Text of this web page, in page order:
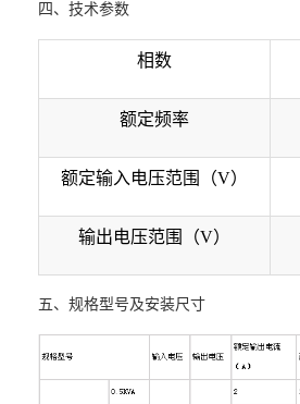
四、技术参数
相数
额定频率
额定输入电压范围（V）
输出电压范围（V）
五、 规格型号及安装尺寸